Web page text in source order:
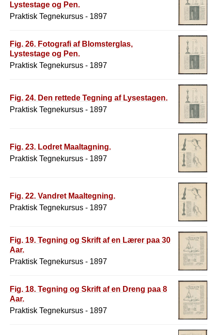
Lystestage og Pen.
Praktisk Tegnekursus - 1897
Fig. 26. Fotografi af Blomsterglas,
Lystestage og Pen.
Praktisk Tegnekursus - 1897
Fig. 24. Den rettede Tegning af Lysestagen.
Praktisk Tegnekursus - 1897
Fig. 23. Lodret Maaltagning.
Praktisk Tegnekursus - 1897
Fig. 22. Vandret Maaltegning.
Praktisk Tegnekursus - 1897
Fig. 19. Tegning og Skrift af en Lærer paa 30
Aar.
Praktisk Tegnekursus - 1897
Fig. 18. Tegning og Skrift af en Dreng paa 8
Aar.
Praktisk Tegnekursus - 1897